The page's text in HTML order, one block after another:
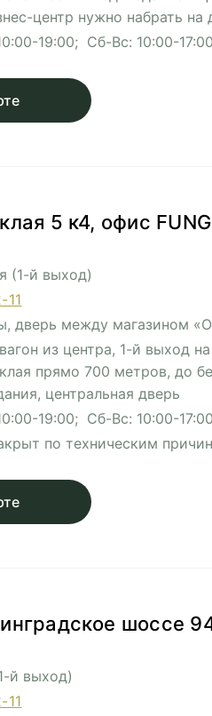
центр нужно набрать
19:00; Сб-Вс: 10:00-
5 к4, офис
(1-й выход)
дверь между магазином
из центра, 1-й выход
прямо 700 метров, до
центральная дверь
19:00; Сб-Вс: 10:00-
по техническим
шоссе
й выход)